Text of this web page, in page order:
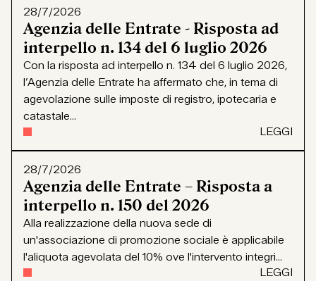
28/7/2026
Agenzia delle Entrate - Risposta ad
interpello n. 134 del 6 luglio 2026
Con la risposta ad interpello n. 134 del 6 luglio 2026,
l’Agenzia delle Entrate ha affermato che, in tema di
agevolazione sulle imposte di registro, ipotecaria e
catastale...
LEGGI
28/7/2026
Agenzia delle Entrate – Risposta a
interpello n. 150 del 2026
Alla realizzazione della nuova sede di
un'associazione di promozione sociale è applicabile
l'aliquota agevolata del 10% ove l'intervento integri...
LEGGI